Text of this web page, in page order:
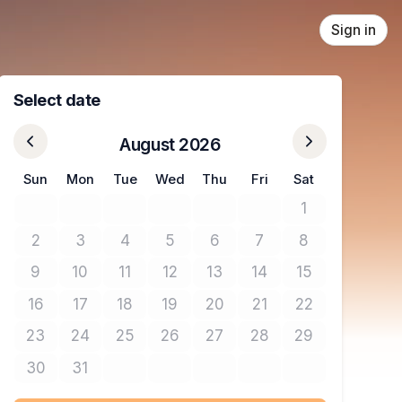
Sign in
Select date
August 2026
Sun Mon Tue Wed Thu Fri Sat
1No tickets
2No tickets available
3No tickets available
4No tickets available
5No tickets available
6No tickets available
7No tickets available
8No tickets
9No tickets available
10No tickets available
11No tickets available
12No tickets available
13No tickets available
14No tickets available
15No tickets
16No tickets available
17No tickets available
18No tickets available
19No tickets available
20No tickets available
21No tickets available
22No tickets
23No tickets available
24No tickets available
25No tickets available
26No tickets available
27No tickets available
28No tickets available
29No tickets
30No tickets available
31No tickets available